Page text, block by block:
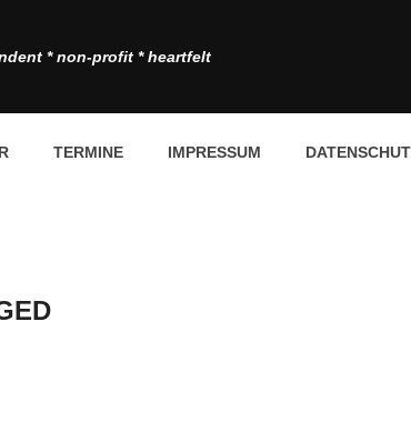
* non-profit * heartfelt
TERMINE IMPRESSUM